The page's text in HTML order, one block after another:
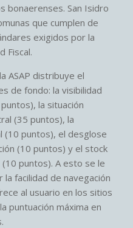
bonaerenses. San Isidro
que cumplen de
exigidos por la
Fiscal.
ASAP distribuye el
de fondo: la visibilidad
la situación
(35 puntos), la
(10 puntos), el desglose
(10 puntos) y el stock
puntos). A esto se le
facilidad de navegación
al usuario en los sitios
puntuación máxima en